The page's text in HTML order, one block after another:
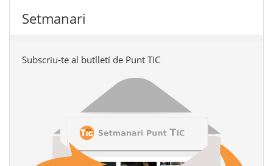
Setmanari
Subscriu-te al butlletí de Punt TIC